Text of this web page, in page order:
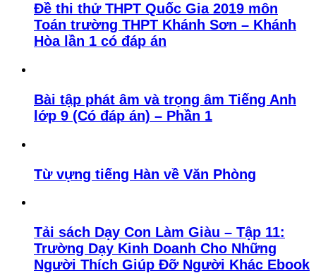
Đề thi thử THPT Quốc Gia 2019 môn
Toán trường THPT Khánh Sơn – Khánh
Hòa lần 1 có đáp án
Bài tập phát âm và trọng âm Tiếng Anh
lớp 9 (Có đáp án) – Phần 1
Từ vựng tiếng Hàn về Văn Phòng
Tải sách Dạy Con Làm Giàu – Tập 11:
Trường Dạy Kinh Doanh Cho Những
Người Thích Giúp Đỡ Người Khác Ebook